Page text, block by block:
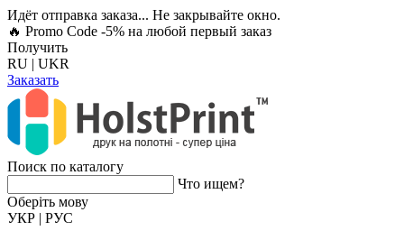
Идёт отправка заказа... Не закрывайте окно.
🔥 Promo Code -5% на любой первый заказ
Получить
RU | UKR
Заказать
Поиск по каталогу
Что ищем?
Оберiть мову
УКР | РУС